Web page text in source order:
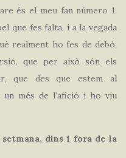
és el meu fan número 1.
que fes falta, i a la vegada
realment ho fes de debò,
que per això són els
que des que estem al
més de l’afició i ho viu
dins i fora de la